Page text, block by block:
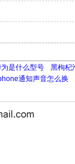
是什么型号
黑枸杞
通知声音怎么换